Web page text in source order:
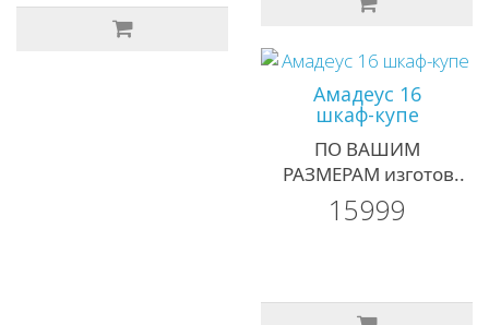
Амадеус 16
шкаф-купе
ПО ВАШИМ
РАЗМЕРАМ изготов..
15999